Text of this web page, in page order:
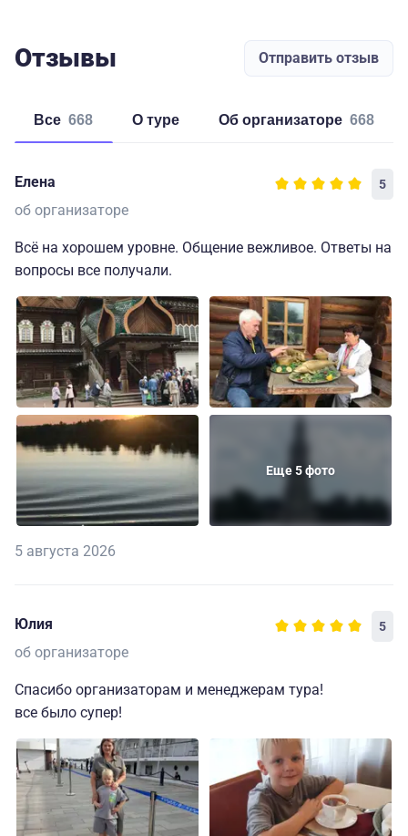
Отзывы Отправить отзыв
Все 668 о туре об организаторе 668
Елена 5
об организаторе
Всё на хорошем уровне. Общение вежливое. Ответы на
вопросы все получали.
Еще 5 фото
5 августа 2026
Юлия 5
об организаторе
Спасибо организаторам и менеджерам тура!
все было супер!